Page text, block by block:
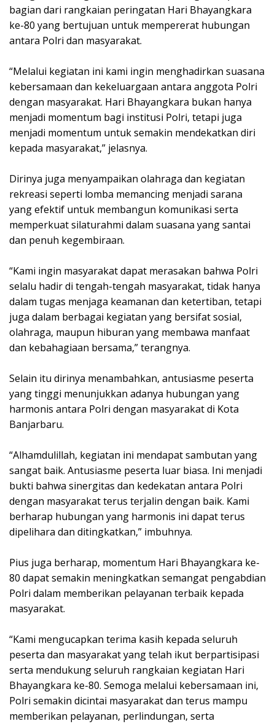
bagian dari rangkaian peringatan Hari Bhayangkara
ke-80 yang bertujuan untuk mempererat hubungan
antara Polri dan masyarakat.
“Melalui kegiatan ini kami ingin menghadirkan suasana
kebersamaan dan kekeluargaan antara anggota Polri
dengan masyarakat. Hari Bhayangkara bukan hanya
menjadi momentum bagi institusi Polri, tetapi juga
menjadi momentum untuk semakin mendekatkan diri
kepada masyarakat,” jelasnya.
Dirinya juga menyampaikan olahraga dan kegiatan
rekreasi seperti lomba memancing menjadi sarana
yang efektif untuk membangun komunikasi serta
memperkuat silaturahmi dalam suasana yang santai
dan penuh kegembiraan.
“Kami ingin masyarakat dapat merasakan bahwa Polri
selalu hadir di tengah-tengah masyarakat, tidak hanya
dalam tugas menjaga keamanan dan ketertiban, tetapi
juga dalam berbagai kegiatan yang bersifat sosial,
olahraga, maupun hiburan yang membawa manfaat
dan kebahagiaan bersama,” terangnya.
Selain itu dirinya menambahkan, antusiasme peserta
yang tinggi menunjukkan adanya hubungan yang
harmonis antara Polri dengan masyarakat di Kota
Banjarbaru.
“Alhamdulillah, kegiatan ini mendapat sambutan yang
sangat baik. Antusiasme peserta luar biasa. Ini menjadi
bukti bahwa sinergitas dan kedekatan antara Polri
dengan masyarakat terus terjalin dengan baik. Kami
berharap hubungan yang harmonis ini dapat terus
dipelihara dan ditingkatkan,” imbuhnya.
Pius juga berharap, momentum Hari Bhayangkara ke-
80 dapat semakin meningkatkan semangat pengabdian
Polri dalam memberikan pelayanan terbaik kepada
masyarakat.
“Kami mengucapkan terima kasih kepada seluruh
peserta dan masyarakat yang telah ikut berpartisipasi
serta mendukung seluruh rangkaian kegiatan Hari
Bhayangkara ke-80. Semoga melalui kebersamaan ini,
Polri semakin dicintai masyarakat dan terus mampu
memberikan pelayanan, perlindungan, serta